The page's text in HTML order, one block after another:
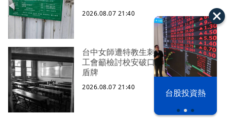
漢光42演習 台股投資熱
2026.08.07 21:40
台中女師遭特教生刺傷右眼恐失明
工會籲檢討校安破口：老師不是肉身
盾牌
2026.08.07 21:40